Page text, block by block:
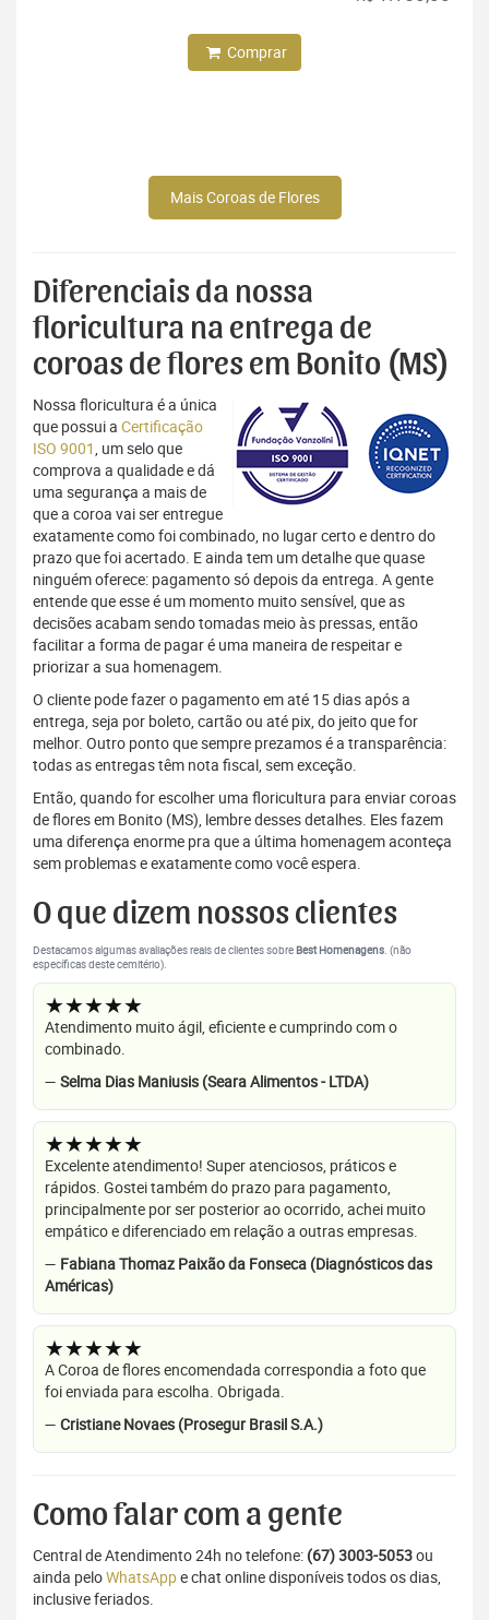
Comprar
Mais Coroas de Flores
Diferenciais da nossa
floricultura na entrega de
coroas de flores em Bonito (MS)
Nossa floricultura é a única
que possui a Certificação
ISO 9001, um selo que
comprova a qualidade e dá
uma segurança a mais de
que a coroa vai ser entregue
exatamente como foi combinado, no lugar certo e dentro do
prazo que foi acertado. E ainda tem um detalhe que quase
ninguém oferece: pagamento só depois da entrega. A gente
entende que esse é um momento muito sensível, que as
decisões acabam sendo tomadas meio às pressas, então
facilitar a forma de pagar é uma maneira de respeitar e
priorizar a sua homenagem.
O cliente pode fazer o pagamento em até 15 dias após a
entrega, seja por boleto, cartão ou até pix, do jeito que for
melhor. Outro ponto que sempre prezamos é a transparência:
todas as entregas têm nota fiscal, sem exceção.
Então, quando for escolher uma floricultura para enviar coroas
de flores em Bonito (MS), lembre desses detalhes. Eles fazem
uma diferença enorme pra que a última homenagem aconteça
sem problemas e exatamente como você espera.
O que dizem nossos clientes
Destacamos algumas avaliações reais de clientes sobre Best Homenagens. (não
específicas deste cemitério).
★★★★★
Atendimento muito ágil, eficiente e cumprindo com o
combinado.
— Selma Dias Maniusis (Seara Alimentos - LTDA)
★★★★★
Excelente atendimento! Super atenciosos, práticos e
rápidos. Gostei também do prazo para pagamento,
principalmente por ser posterior ao ocorrido, achei muito
empático e diferenciado em relação a outras empresas.
— Fabiana Thomaz Paixão da Fonseca (Diagnósticos das
Américas)
★★★★★
A Coroa de flores encomendada correspondia a foto que
foi enviada para escolha. Obrigada.
— Cristiane Novaes (Prosegur Brasil S.A.)
Como falar com a gente
Central de Atendimento 24h no telefone: (67) 3003-5053ou
ainda peloWhatsAppe chat online disponíveis todos os dias,
inclusive feriados.